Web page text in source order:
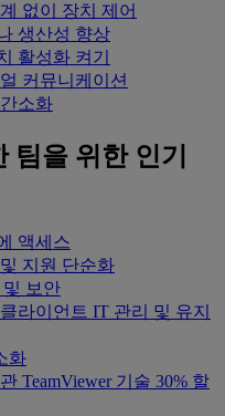
없이 장치 제어
생산성 향상
활성화 켜기
커뮤니케이션
소화
팀을 위한 인기
액세스
지원 단순화
보안
클라이언트 IT 관리 및 유지
화
TeamViewer 기술 30% 할